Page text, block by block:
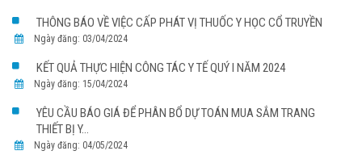
THÔNG BÁO VỀ VIỆC CẤP PHÁT VỊ THUỐC Y HỌC CỔ TRUYỀN
Ngày đăng: 03/04/2024
KẾT QUẢ THỰC HIỆN CÔNG TÁC Y TẾ QUÝ I NĂM 2024
Ngày đăng: 15/04/2024
YÊU CẦU BÁO GIÁ ĐỂ PHÂN BỔ DỰ TOÁN MUA SẮM TRANG
THIẾT BỊ Y...
Ngày đăng: 04/05/2024